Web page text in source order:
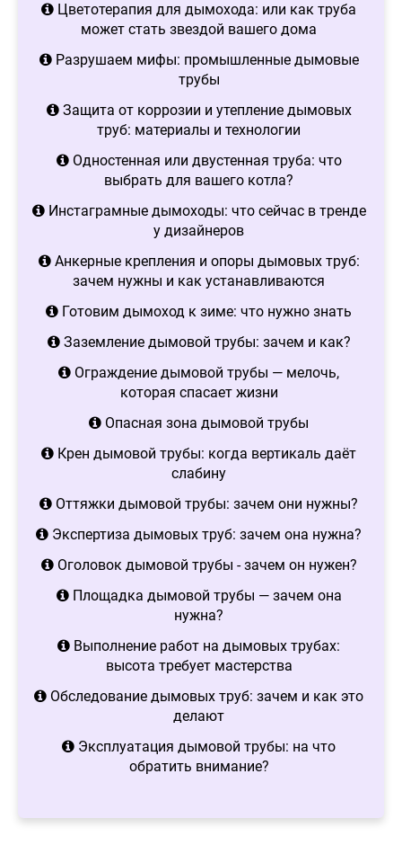
Цветотерапия для дымохода: или как труба
может стать звездой вашего дома
Разрушаем мифы: промышленные дымовые
трубы
Защита от коррозии и утепление дымовых
труб: материалы и технологии
Одностенная или двустенная труба: что
выбрать для вашего котла?
Инстаграмные дымоходы: что сейчас в тренде
у дизайнеров
Анкерные крепления и опоры дымовых труб:
зачем нужны и как устанавливаются
Готовим дымоход к зиме: что нужно знать
Заземление дымовой трубы: зачем и как?
Ограждение дымовой трубы — мелочь,
которая спасает жизни
Опасная зона дымовой трубы
Крен дымовой трубы: когда вертикаль даёт
слабину
Оттяжки дымовой трубы: зачем они нужны?
Экспертиза дымовых труб: зачем она нужна?
Оголовок дымовой трубы - зачем он нужен?
Площадка дымовой трубы — зачем она
нужна?
Выполнение работ на дымовых трубах:
высота требует мастерства
Обследование дымовых труб: зачем и как это
делают
Эксплуатация дымовой трубы: на что
обратить внимание?